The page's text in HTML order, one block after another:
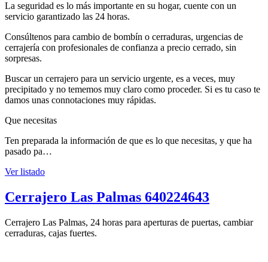
La seguridad es lo más importante en su hogar, cuente con un
servicio garantizado las 24 horas.
Consúltenos para cambio de bombín o cerraduras, urgencias de
cerrajería con profesionales de confianza a precio cerrado, sin
sorpresas.
Buscar un cerrajero para un servicio urgente, es a veces, muy
precipitado y no tememos muy claro como proceder. Si es tu caso te
damos unas connotaciones muy rápidas.
Que necesitas
Ten preparada la información de que es lo que necesitas, y que ha
pasado pa…
Ver listado
Cerrajero Las Palmas 640224643
Cerrajero Las Palmas, 24 horas para aperturas de puertas, cambiar
cerraduras, cajas fuertes.